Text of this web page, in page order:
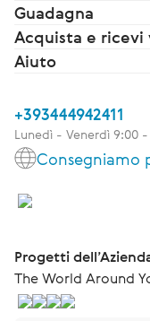
Guadagna
Acquista e ricevi
Aiuto
+393444942411
Lunedì - Venerdì 9:00 -
Consegniamo
Progetti
The World Around